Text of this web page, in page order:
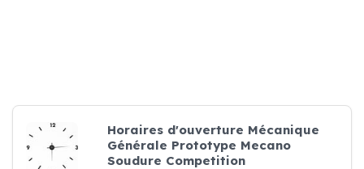
Horaires d'ouverture Mécanique
Générale Prototype Mecano
Soudure Competition